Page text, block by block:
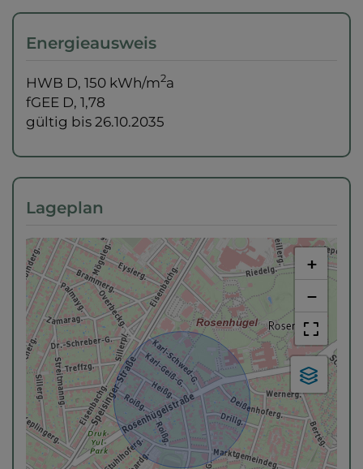
Energieausweis
HWB D, 150 kWh/m2a
fGEE D, 1,78
gültig bis 26.10.2035
Lageplan
+
−